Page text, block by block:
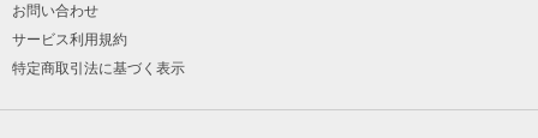
お問い合わせ
サービス利用規約
特定商取引法に基づく表示